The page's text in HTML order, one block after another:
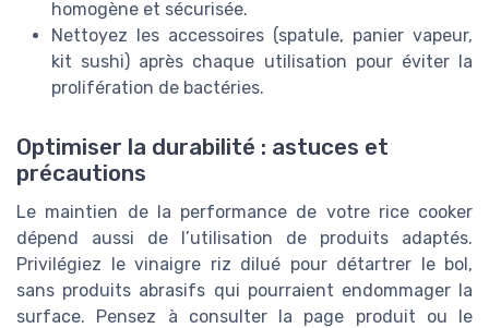
homogène et sécurisée.
Nettoyez les accessoires (spatule, panier vapeur,
kit sushi) après chaque utilisation pour éviter la
prolifération de bactéries.
Optimiser la durabilité : astuces et
précautions
Le maintien de la performance de votre rice cooker
dépend aussi de l’utilisation de produits adaptés.
Privilégiez le vinaigre riz dilué pour détartrer le bol,
sans produits abrasifs qui pourraient endommager la
surface. Pensez à consulter la page produit ou le